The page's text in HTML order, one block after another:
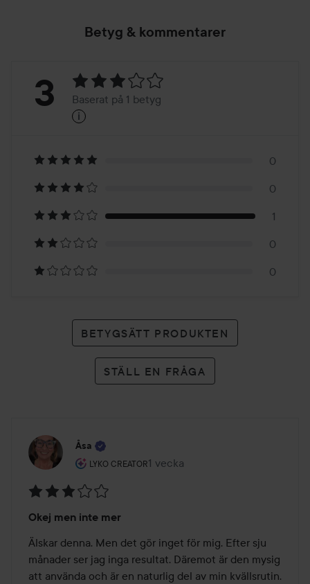
Betyg & kommentarer
Betyg:
Baserat
på
1
betyg
3 Baserat på 1 betyg
i
0
0
1
0
0
BETYGSÄTT PRODUKTEN
STÄLL EN FRÅGA
Åsa
LYKO CREATOR
Användarens roll: Lyko Creator.
1 vecka
Inlägget skapades 1 vecka
3
av
5
Okej men inte mer
Älskar denna. Men det gör inget för mig. Efter sju
månader ser jag inga resultat. Däremot är den mysig
att använda och är en naturlig del av min kvällsrutin.